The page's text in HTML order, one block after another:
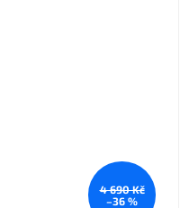
4 690 Kč
–36 %